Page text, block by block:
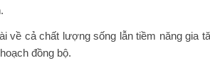
về cả chất lượng sống lẫn tiềm năng gia
đồng bộ.